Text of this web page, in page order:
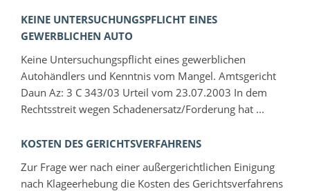
KEINE UNTERSUCHUNGSPFLICHT EINES
GEWERBLICHEN AUTO
Keine Untersuchungspflicht eines gewerblichen
Autohändlers und Kenntnis vom Mangel. Amtsgericht
Daun Az: 3 C 343/03 Urteil vom 23.07.2003 In dem
Rechtsstreit wegen Schadenersatz/Forderung hat ...
KOSTEN DES GERICHTSVERFAHRENS
Zur Frage wer nach einer außergerichtlichen Einigung
nach Klageerhebung die Kosten des Gerichtsverfahrens